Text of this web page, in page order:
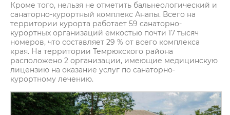
Кроме того, нельзя не отметить бальнеологический и
санаторно-курортный комплекс Анапы. Всего на
территории курорта работает 59 санаторно-
курортных организаций емкостью почти 17 тысяч
номеров, что составляет 29 % от всего комплекса
края. На территории Темрюкского района
расположено 2 организации, имеющие медицинскую
лицензию на оказание услуг по санаторно-
курортному лечению.